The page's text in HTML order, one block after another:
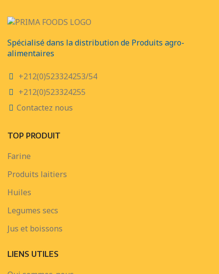
Spécialisé dans la distribution de Produits agro-
alimentaires
+212(0)523324253/54
+212(0)523324255
Contactez nous
TOP PRODUIT
Farine
Produits laitiers
Huiles
Legumes secs
Jus et boissons
LIENS UTILES